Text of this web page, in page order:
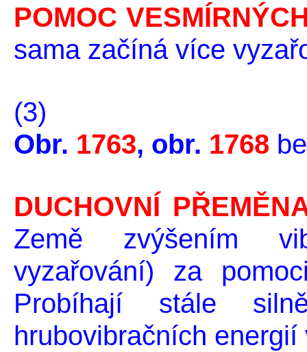
POMOC
sama začíná více
(3)
Obr. 1763, obr. 1768
DUCHOVNÍ
Země zvýšením
vyzařování) za
Probíhají stále
hrubovibračních